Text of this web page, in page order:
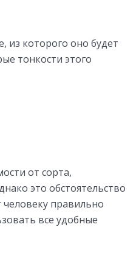
из которого оно будет
тонкости этого
от сорта,
это обстоятельство
человеку правильно
все удобные